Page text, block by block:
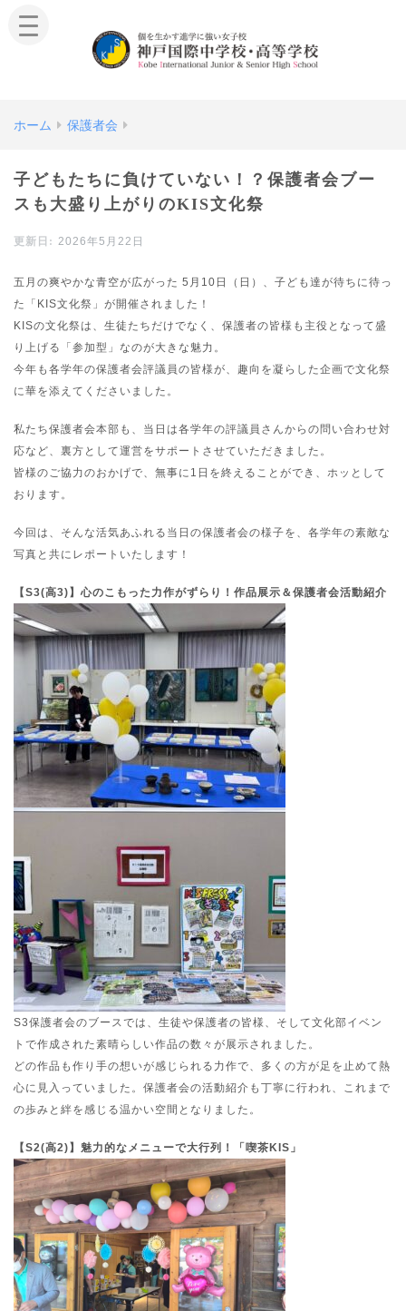
ホーム 保護者会
子どもたちに負けていない！？保護者会ブー
スも大盛り上がりのKIS文化祭
2026年5月22日
五月の爽やかな青空が広がった 5月10日（日）、子ども達が待ちに待っ
た「KIS文化祭」が開催されました！
KISの文化祭は、生徒たちだけでなく、保護者の皆様も主役となって盛
り上げる「参加型」なのが大きな魅力。
今年も各学年の保護者会評議員の皆様が、趣向を凝らした企画で文化祭
に華を添えてくださいました。
私たち保護者会本部も、当日は各学年の評議員さんからの問い合わせ対
応など、裏方として運営をサポートさせていただきました。
皆様のご協力のおかげで、無事に1日を終えることができ、ホッとして
おります。
今回は、そんな活気あふれる当日の保護者会の様子を、各学年の素敵な
写真と共にレポートいたします！
【S3(高3)】心のこもった力作がずらり！作品展示＆保護者会活動紹介
S3保護者会のブースでは、生徒や保護者の皆様、そして文化部イベン
トで作成された素晴らしい作品の数々が展示されました。
どの作品も作り手の想いが感じられる力作で、多くの方が足を止めて熱
心に見入っていました。保護者会の活動紹介も丁寧に行われ、これまで
の歩みと絆を感じる温かい空間となりました。
【S2(高2)】魅力的なメニューで大行列！「喫茶KIS」